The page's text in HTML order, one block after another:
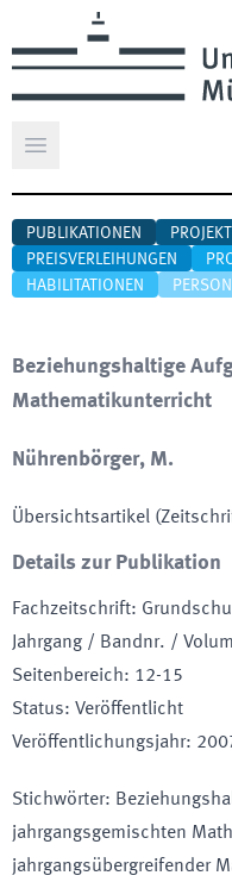
Hauptmenü öffnen
PUBLIKATIONEN
PREISVERLEIHUNGEN
HABILITATIONEN
Beziehungshaltige
Mathematikunterricht
Nührenbörger, M.
Übersichtsartikel
Details zur Publikation
Fachzeitschrift:
Jahrgang / Bandnr. /
Seitenbereich: 12-15
Status: Veröffentlicht
Veröffentlichungsjahr:
Stichwörter:
jahrgangsgemischten
jahrgangsübergreifender